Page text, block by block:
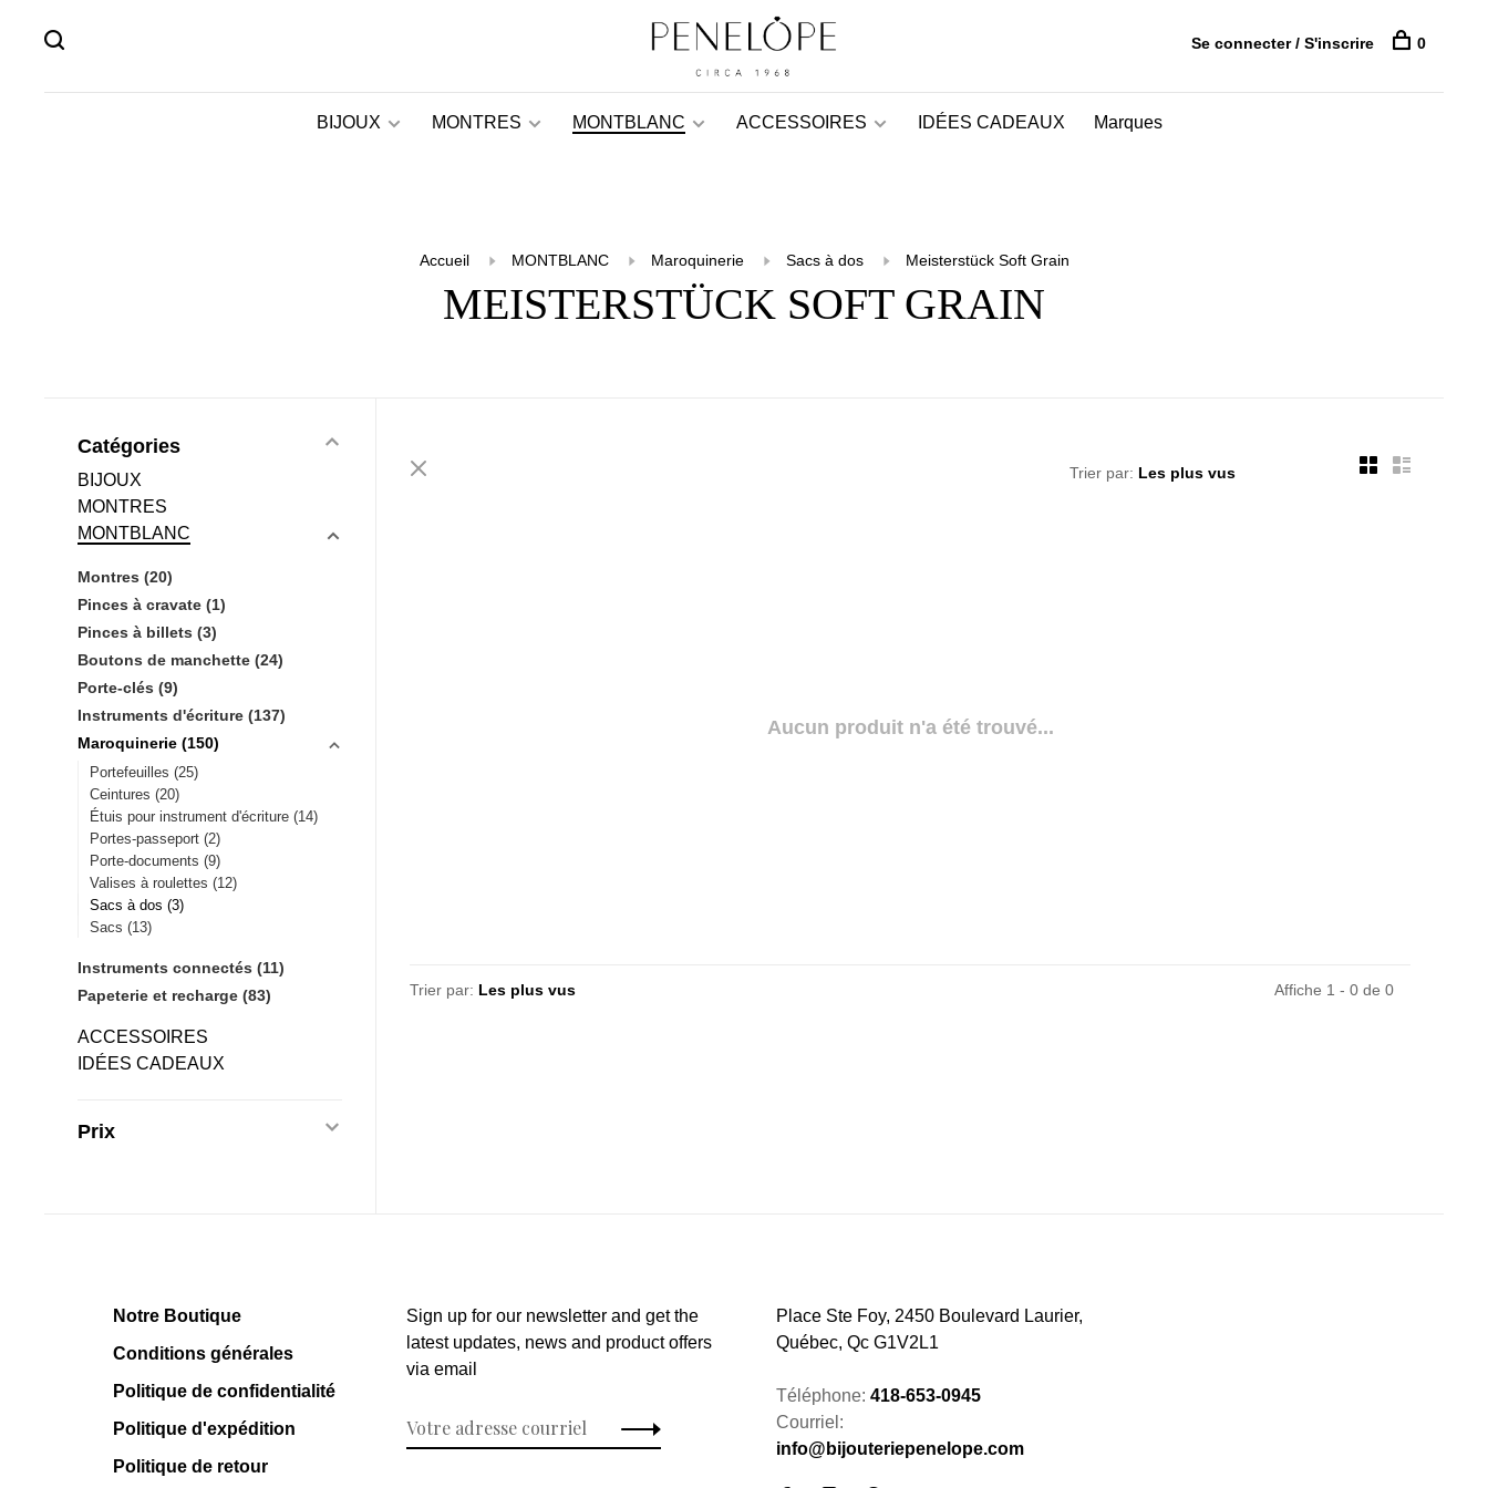
BIJOUX MONTRES MONTBLANC ACCESSOIRES IDÉES CADEAUX Marques
Se connecter / S'inscrire 0
Accueil MONTBLANC Maroquinerie Sacs à dos Meisterstück Soft Grain
MEISTERSTÜCK SOFT GRAIN
Catégories
BIJOUX
MONTRES
MONTBLANC
Montres (20)
Pinces à cravate (1)
Pinces à billets (3)
Boutons de manchette (24)
Porte-clés (9)
Instruments d'écriture (137)
Maroquinerie (150)
Portefeuilles (25)
Ceintures (20)
Étuis pour instrument d'écriture (14)
Portes-passeport (2)
Porte-documents (9)
Valises à roulettes (12)
Sacs à dos (3)
Sacs (13)
Instruments connectés (11)
Papeterie et recharge (83)
ACCESSOIRES
IDÉES CADEAUX
Prix
Trier par:
Aucun produit n'a été trouvé...
Trier par: Affiche 1 - 0 de 0
Notre Boutique
Conditions générales
Politique de confidentialité
Politique d'expédition
Politique de retour
Sign up for our newsletter and get the
latest updates, news and product offers
via email
Place Ste Foy, 2450 Boulevard Laurier,
Québec, Qc G1V2L1
Téléphone: 418-653-0945
Courriel:
info@bijouteriepenelope.com